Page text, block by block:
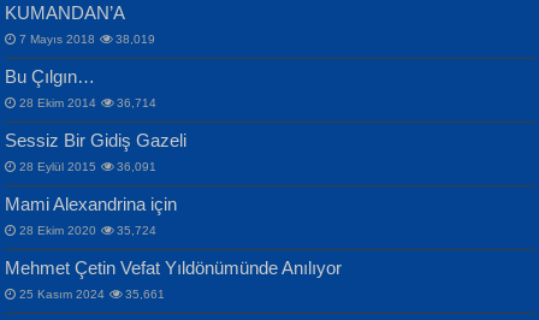
İPEK ACAR SERT
Gazze’nin Şecaati, Ümmetin İmtihanı...
Selahattin Yıldız
İdrakimle Üşürken...
ERDEM BAYAZIT
Sana, Bana, Vatanıma, Ülkemin
İnsanlarına Dair...
KUMANDAN’A
7 Mayıs 2018 38,019
Bu Çılgın…
28 Ekim 2014 36,714
Sessiz Bir Gidiş Gazeli
28 Eylül 2015 36,091
Mami Alexandrina için
28 Ekim 2020 35,724
Mehmet Çetin Vefat Yıldönümünde Anılıyor
25 Kasım 2024 35,661